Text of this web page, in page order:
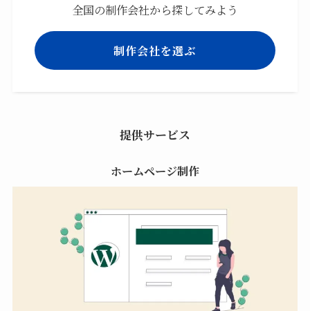
全国の制作会社から探してみよう
制作会社を選ぶ
提供サービス
ホームページ制作